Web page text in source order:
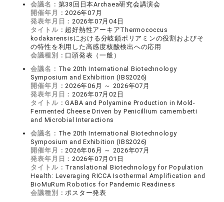
会議名： 第38回日本Archaea研究会講演会
開催年月：2026年07月
発表年月日：2026年07月04日
タイトル： 超好熱性アーキアThermococcus
kodakarensisにおける分岐鎖ポリアミンの役割およびそ
の特性を利用した高感度核酸検出への応用
会議種別： 口頭発表（一般）
会議名： The 20th International Biotechnology
Symposium and Exhibition (IBS2026)
開催年月：2026年06月 ～ 2026年07月
発表年月日：2026年07月02日
タイトル：GABA and Polyamine Production in Mold-
Fermented Cheese Driven by Penicillium camemberti
and Microbial Interactions
会議名： The 20th International Biotechnology
Symposium and Exhibition (IBS2026)
開催年月：2026年06月 ～ 2026年07月
発表年月日：2026年07月01日
タイトル： Translational Biotechnology for Population
Health: Leveraging RICCA Isothermal Amplification and
BioMuRum Robotics for Pandemic Readiness
会議種別：ポスター発表